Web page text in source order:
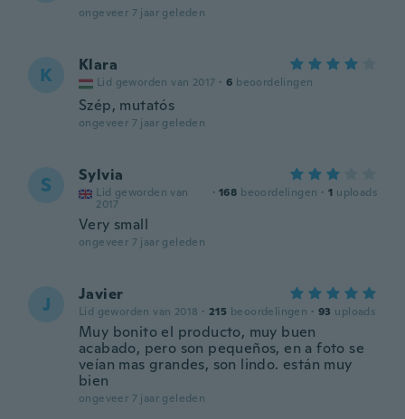
ongeveer 7 jaar geleden
K Klara
Lid geworden van 2017 · 6 beoordelingen
Szép, mutatós
ongeveer 7 jaar geleden
S Sylvia
Lid geworden van
2017
· 168 beoordelingen · 1 uploads
Very small
ongeveer 7 jaar geleden
J Javier
Lid geworden van 2018 · 215 beoordelingen · 93 uploads
Muy bonito el producto, muy buen
acabado, pero son pequeños, en a foto se
veían mas grandes, son lindo. están muy
bien
ongeveer 7 jaar geleden